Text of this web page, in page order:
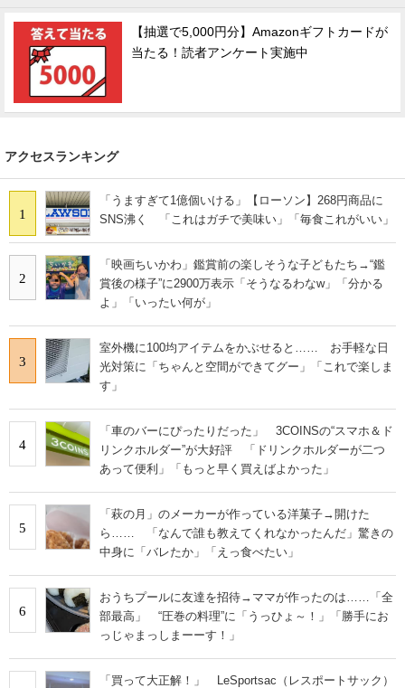
【抽選で5,000円分】Amazonギフトカードが
当たる！読者アンケート実施中
アクセスランキング
1
「うますぎて1億個いける」【ローソン】268円商品に
SNS沸く 「これはガチで美味い」「毎食これがいい」
2
「映画ちいかわ」鑑賞前の楽しそうな子どもたち→“鑑
賞後の様子”に2900万表示「そうなるわなw」「分かる
よ」「いったい何が」
3
室外機に100均アイテムをかぶせると…… お手軽な日
光対策に「ちゃんと空間ができてグー」「これで楽しま
す」
4
「車のバーにぴったりだった」 3COINSの“スマホ＆ド
リンクホルダー”が大好評 「ドリンクホルダーが二つ
あって便利」「もっと早く買えばよかった」
5
「萩の月」のメーカーが作っている洋菓子→開けた
ら…… 「なんで誰も教えてくれなかったんだ」驚きの
中身に「バレたか」「えっ食べたい」
6
おうちプールに友達を招待→ママが作ったのは……「全
部最高」 “圧巻の料理”に「うっひょ～！」「勝手にお
っじゃまっしまーーす！」
「買って大正解！」 LeSportsac（レスポートサック）